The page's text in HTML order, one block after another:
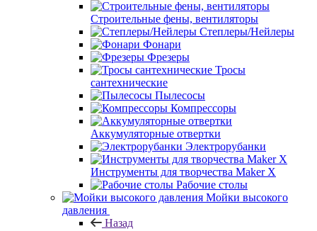
Строительные фены, вентиляторы
Степлеры/Нейлеры
Фонари
Фрезеры
Тросы
сантехнические
Пылесосы
Компрессоры
Аккумуляторные отвертки
Электрорубанки
Инструменты для творчества Maker X
Рабочие столы
Мойки высокого
давления
Назад